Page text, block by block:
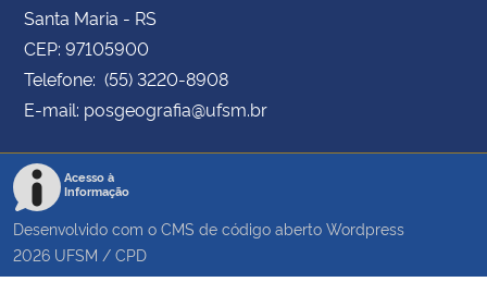
Santa Maria - RS
CEP: 97105900
Telefone: (55) 3220-8908
E-mail: posgeografia@ufsm.br
Acesso à
Informação
Desenvolvido com o CMS de código aberto Wordpress
2026 UFSM / CPD